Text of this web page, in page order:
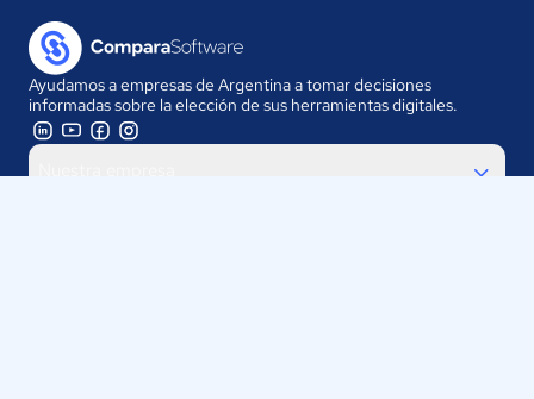
Ayudamos a empresas de Argentina a tomar decisiones
informadas sobre la elección de sus herramientas digitales.